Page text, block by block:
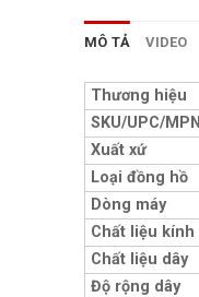
MÔ TẢ VIDEO
Thương hiệu
SKU/UPC/MPN
Xuất xứ
Loại đồng hồ
Dòng máy
Chất liệu kính
Chất liệu dây
Độ rộng dây